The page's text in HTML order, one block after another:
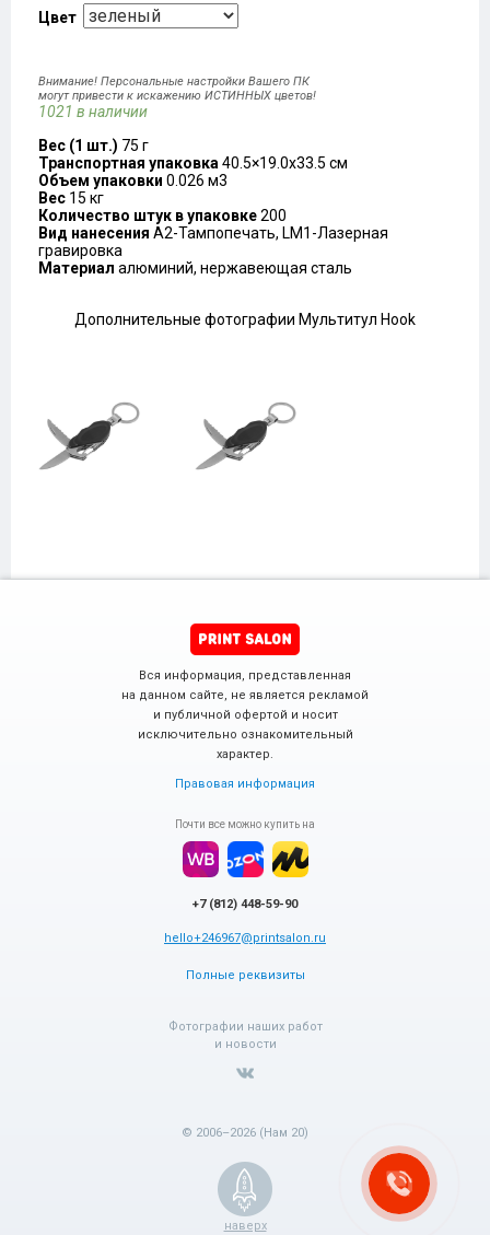
Цвет
Внимание! Персональные настройки Вашего ПК
могут привести к искажению ИСТИННЫХ цветов!
1021 в наличии
Вес (1 шт.) 75 г
Транспортная упаковка 40.5×19.0x33.5 см
Объем упаковки 0.026 м3
Вес 15 кг
Количество штук в упаковке200
Вид нанесения A2-Тампопечать, LM1-Лазерная
гравировка
Материал алюминий, нержавеющая сталь
Дополнительные фотографии Мультитул Hook
Вся информация, представленная
на данном сайте, не является рекламой
и публичной офертой и носит
исключительно ознакомительный
характер.
Правовая информация
Почти все можно купить на
+7 (812) 448-59-90
hello+246967@printsalon.ru
Полные реквизиты
Фотографии наших работ
и новости
© 2006–2026 (Нам 20)
наверх